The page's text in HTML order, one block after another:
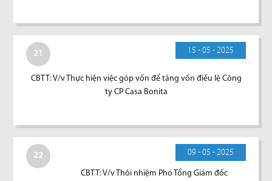
21 15 - 05 - 2025
CBTT: V/v Thực hiện việc góp vốn để tăng vốn điều lệ Công
ty CP Casa Bonita
22 09 - 05 - 2025
CBTT: V/v Thôi nhiệm Phó Tổng Giám đốc